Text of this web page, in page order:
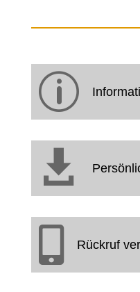
p

 Rückruf